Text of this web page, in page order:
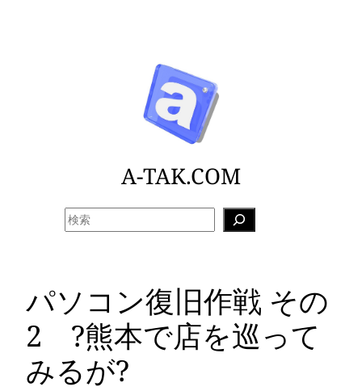
A-TAK.COM
パソコン復旧作戦 その
2 ?熊本で店を巡って
みるが?